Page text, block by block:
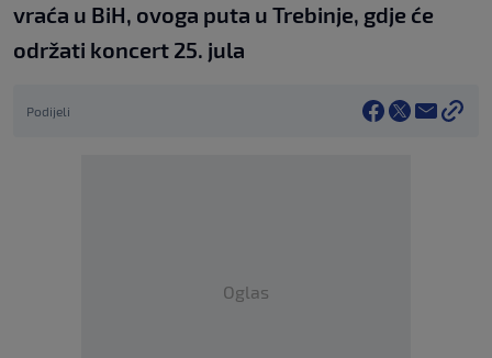
vraća u BiH, ovoga puta u Trebinje, gdje će
održati koncert 25. jula
Podijeli
Oglas